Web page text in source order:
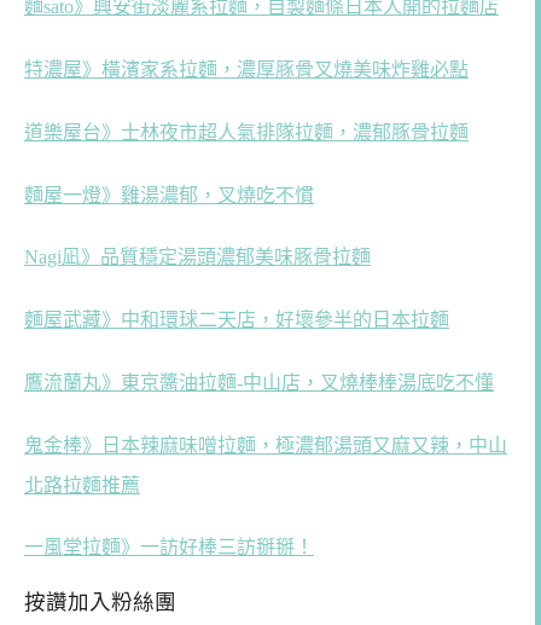
麵sato》興安街淡麗系拉麵，自製麵條日本人開的拉麵店
特濃屋》橫濱家系拉麵，濃厚豚骨叉燒美味炸雞必點
道樂屋台》士林夜市超人氣排隊拉麵，濃郁豚骨拉麵
麵屋一燈》雞湯濃郁，叉燒吃不慣
Nagi凪》品質穩定湯頭濃郁美味豚骨拉麵
麵屋武藏》中和環球二天店，好壞參半的日本拉麵
鷹流蘭丸》東京醬油拉麵-中山店，叉燒棒棒湯底吃不懂
鬼金棒》日本辣麻味噌拉麵，極濃郁湯頭又麻又辣，中山
北路拉麵推薦
一風堂拉麵》一訪好棒三訪掰掰！
按讚加入粉絲團